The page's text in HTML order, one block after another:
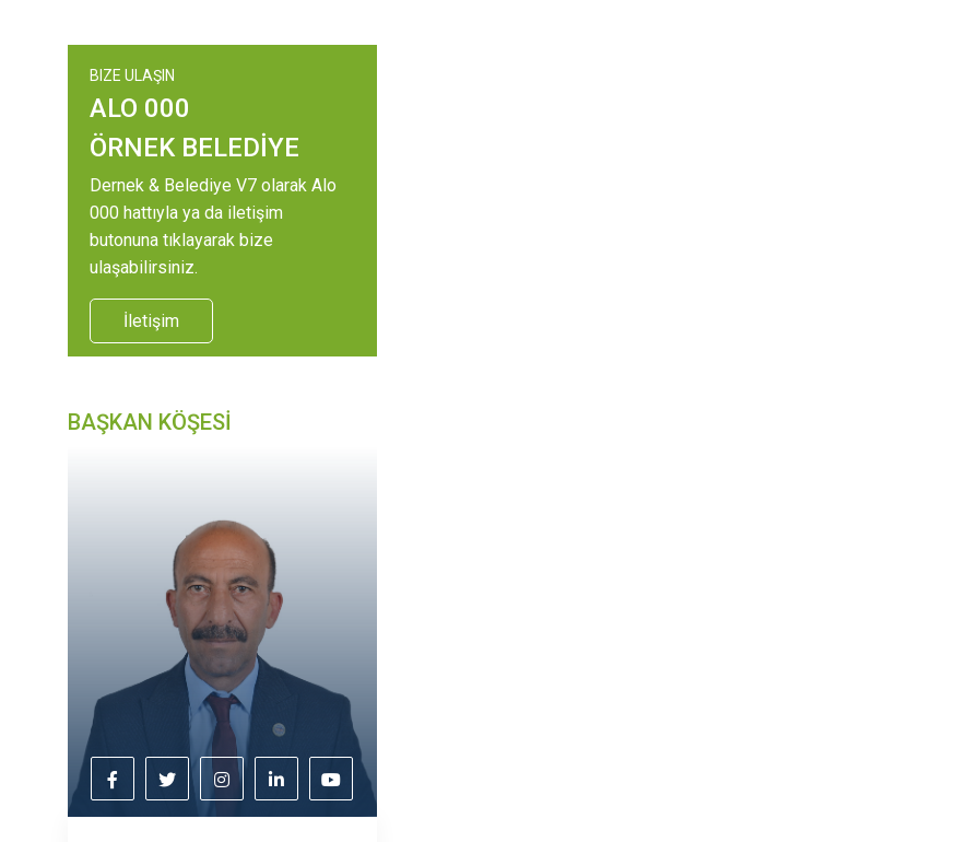
BIZE ULAŞIN
ALO 000
ÖRNEK BELEDİYE
Dernek & Belediye V7 olarak Alo
000 hattıyla ya da iletişim
butonuna tıklayarak bize
ulaşabilirsiniz.
İletişim
BAŞKAN KÖŞESİ